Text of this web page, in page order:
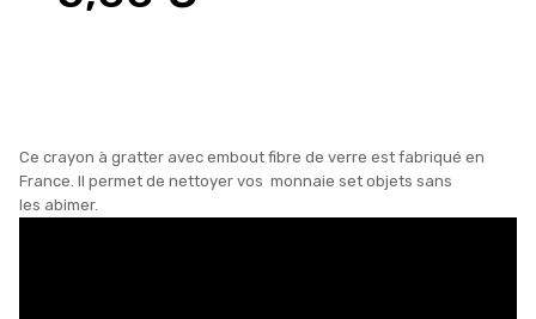
Ce crayon à gratter avec embout fibre de verre est fabriqué en
France. Il permet de nettoyer vos monnaie set objets sans
les abimer.